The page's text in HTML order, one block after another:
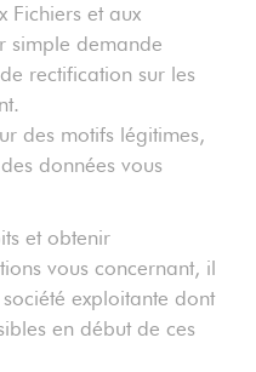
Fichiers et aux
simple demande
rectification sur les
des motifs légitimes,
données vous
et obtenir
vous concernant, il
exploitante dont
en début de ces